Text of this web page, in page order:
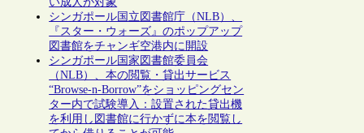
シンガポール国立図書館庁（NLB）、
『スター・ウォーズ』のポップアップ
図書館をチャンギ空港内に開設
シンガポール国家図書館委員会
（NLB）、本の閲覧・貸出サービス
“Browse-n-Borrow”をショッピングセン
ター内で試験導入：設置された貸出機
を利用し図書館に行かずに本を閲覧し